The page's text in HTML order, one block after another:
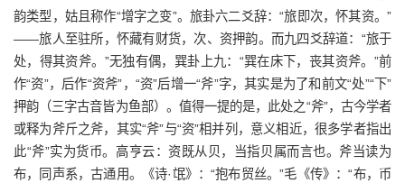
韵类型，姑且称作“增字之变”。旅卦六二爻辞：“旅即次，怀其资。”
——旅人至驻所，怀藏有财货，次、资押韵。而九四爻辞道：“旅于
处，得其资斧。”无独有偶，巽卦上九：“巽在床下，丧其资斧。”前
作“资”，后作“资斧”，“资”后增一“斧”字，其实是为了和前文“处”“下”
押韵（三字古音皆为鱼部）。值得一提的是，此处之“斧”，古今学者
或释为斧斤之斧，其实“斧”与“资”相并列，意义相近，很多学者指出
此“斧”实为货币。高亨云：资既从贝，当指贝属而言也。斧当读为
布，同声系，古通用。《诗·氓》：“抱布贸丝。”毛《传》：“布，币